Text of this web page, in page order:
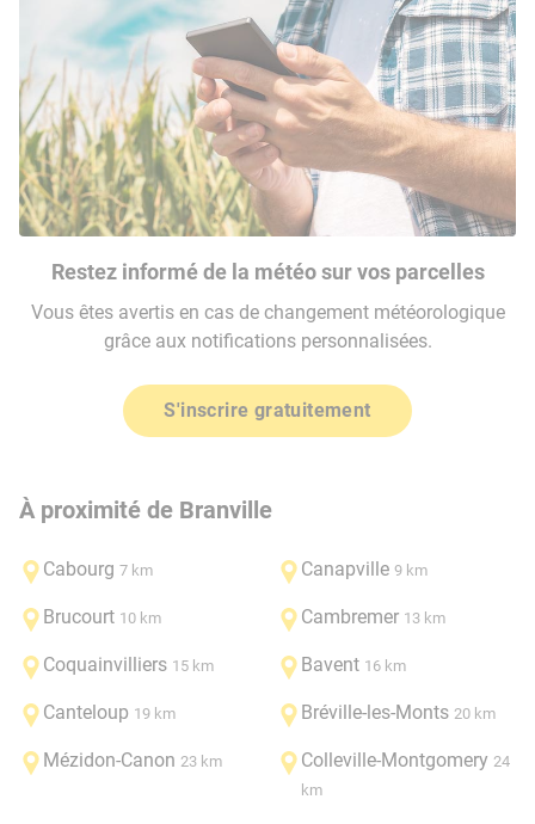
Restez informé de la météo sur vos parcelles
Vous êtes avertis en cas de changement météorologique
grâce aux notifications personnalisées.
S'inscrire gratuitement
À proximité de Branville
Cabourg 7 km Canapville 9 km
Brucourt 10 km Cambremer 13 km
Coquainvilliers 15 km Bavent 16 km
Canteloup 19 km Bréville-les-Monts 20 km
Mézidon-Canon 23 km Colleville-Montgomery 24
km